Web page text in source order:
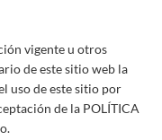
vigente u otros
de este sitio web la
uso de este sitio por
de la POLÍTICA